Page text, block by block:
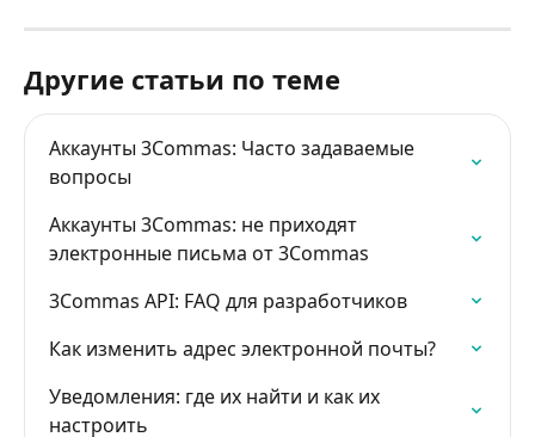
Другие статьи по теме
Аккаунты 3Commas: Часто задаваемые
вопросы
Аккаунты 3Commas: не приходят
электронные письма от 3Commas
3Commas API: FAQ для разработчиков
Как изменить адрес электронной почты?
Уведомления: где их найти и как их
настроить